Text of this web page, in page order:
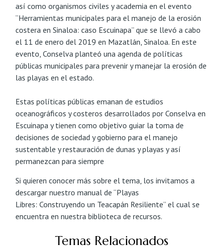
así como organismos civiles y academia en el evento
“Herramientas municipales para el manejo de la erosión
costera en Sinaloa: caso Escuinapa” que se llevó a cabo
el 11 de enero del 2019 en Mazatlán, Sinaloa. En este
evento, Conselva planteó una agenda de políticas
públicas municipales para prevenir y manejar la erosión de
las playas en el estado.
Estas políticas públicas emanan de estudios
oceanográficos y costeros desarrollados por Conselva en
Escuinapa y tienen como objetivo guiar la toma de
decisiones de sociedad y gobierno para el manejo
sustentable y restauración de dunas y playas y así
permanezcan para siempre
Si quieren conocer más sobre el tema, los invitamos a
descargar nuestro manual de “Playas
Libres: Construyendo un Teacapán Resiliente” el cual se
encuentra en nuestra biblioteca de recursos.
Temas Relacionados